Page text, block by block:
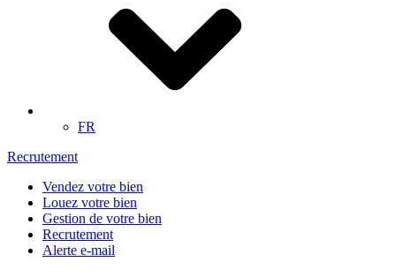
FR
Recrutement
Vendez votre bien
Louez votre bien
Gestion de votre bien
Recrutement
Alerte e-mail